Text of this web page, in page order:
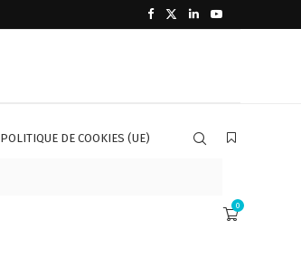
POLITIQUE DE COOKIES (UE)
0